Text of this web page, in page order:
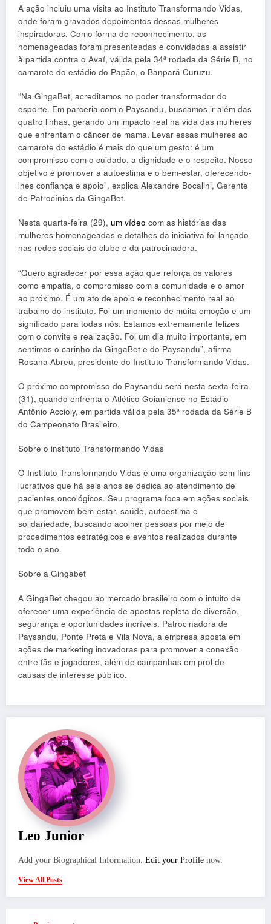
A ação incluiu uma visita ao Instituto Transformando Vidas,
onde foram gravados depoimentos dessas mulheres
inspiradoras. Como forma de reconhecimento, as
homenageadas foram presenteadas e convidadas a assistir
à partida contra o Avaí, válida pela 34ª rodada da Série B, no
camarote do estádio do Papão, o Banpará Curuzu.
“Na GingaBet, acreditamos no poder transformador do
esporte. Em parceria com o Paysandu, buscamos ir além das
quatro linhas, gerando um impacto real na vida das mulheres
que enfrentam o câncer de mama. Levar essas mulheres ao
camarote do estádio é mais do que um gesto: é um
compromisso com o cuidado, a dignidade e o respeito. Nosso
objetivo é promover a autoestima e o bem-estar, oferecendo-
lhes confiança e apoio”, explica Alexandre Bocalini, Gerente
de Patrocínios da GingaBet.
Nesta quarta-feira (29), um vídeo com as histórias das
mulheres homenageadas e detalhes da iniciativa foi lançado
nas redes sociais do clube e da patrocinadora.
“Quero agradecer por essa ação que reforça os valores
como empatia, o compromisso com a comunidade e o amor
ao próximo. É um ato de apoio e reconhecimento real ao
trabalho do instituto. Foi um momento de muita emoção e um
significado para todas nós. Estamos extremamente felizes
com o convite e realização. Foi um dia muito importante, em
sentimos o carinho da GingaBet e do Paysandu”, afirma
Rosana Abreu, presidente do Instituto Transformando Vidas.
O próximo compromisso do Paysandu será nesta sexta-feira
(31), quando enfrenta o Atlético Goianiense no Estádio
Antônio Accioly, em partida válida pela 35ª rodada da Série B
do Campeonato Brasileiro.
Sobre o instituto Transformando Vidas
O Instituto Transformando Vidas é uma organização sem fins
lucrativos que há seis anos se dedica ao atendimento de
pacientes oncológicos. Seu programa foca em ações sociais
que promovem bem-estar, saúde, autoestima e
solidariedade, buscando acolher pessoas por meio de
procedimentos estratégicos e eventos realizados durante
todo o ano.
Sobre a Gingabet
A GingaBet chegou ao mercado brasileiro com o intuito de
oferecer uma experiência de apostas repleta de diversão,
segurança e oportunidades incríveis. Patrocinadora de
Paysandu, Ponte Preta e Vila Nova, a empresa aposta em
ações de marketing inovadoras para promover a conexão
entre fãs e jogadores, além de campanhas em prol de
causas de interesse público.
Leo Junior
Add your Biographical Information. Edit your Profile now.
View All Posts